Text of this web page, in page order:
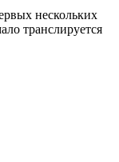
нескольких
транслируется